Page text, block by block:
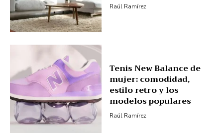
Raúl Ramírez
Tenis New Balance de
mujer: comodidad,
estilo retro y los
modelos populares
Raúl Ramírez